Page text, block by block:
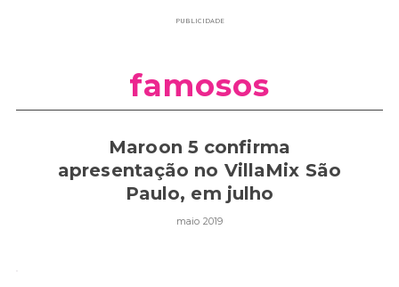
PUBLICIDADE
famosos
Maroon 5 confirma
apresentação no VillaMix São
Paulo, em julho
maio 2019